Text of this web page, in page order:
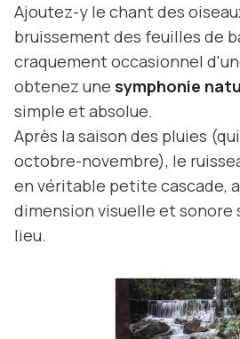
Ajoutez-y le chant des
bruissement des feuilles de
craquement occasionnel
obtenez une symphonie
simple et absolue.
Après la saison des pluies
octobre-novembre), le
en véritable petite cascade,
dimension visuelle et sonore
lieu.